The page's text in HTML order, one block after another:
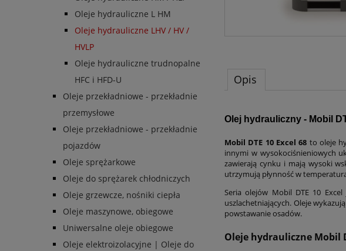
Oleje hydrauliczne L HM
Oleje hydrauliczne LHV / HV /
HVLP
Oleje hydrauliczne trudnopalne
HFC i HFD-U
Oleje przekładniowe - przekładnie
przemysłowe
Oleje przekładniowe - przekładnie
pojazdów
Oleje sprężarkowe
Oleje do sprężarek chłodniczych
Oleje grzewcze, nośniki ciepła
Oleje maszynowe, obiegowe
Uniwersalne oleje obiegowe
Oleje elektroizolacyjne | Oleje do
Opis
Olej hydrauliczny - Mobil
Mobil DTE 10 Excel 68 to oleje
innymi w wysokociśnieniowych
zawierają cynku i mają wysoki
utrzymują płynność w
Seria olejów Mobil DTE 10
uszlachetniających. Oleje
powstawanie osadów.
Oleje hydrauliczne Mobil